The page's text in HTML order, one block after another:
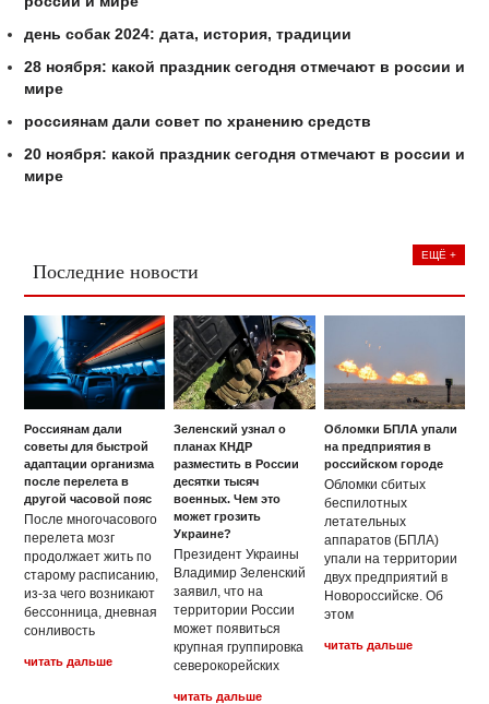
день собак 2024: дата, история, традиции
28 ноября: какой праздник сегодня отмечают в россии и
мире
россиянам дали совет по хранению средств
20 ноября: какой праздник сегодня отмечают в россии и
мире
Последние новости
ЕЩЁ +
Россиянам дали
советы для быстрой
адаптации организма
после перелета в
другой часовой пояс
После многочасового
перелета мозг
продолжает жить по
старому расписанию,
из-за чего возникают
бессонница, дневная
сонливость
читать дальше
Зеленский узнал о
планах КНДР
разместить в России
десятки тысяч
военных. Чем это
может грозить
Украине?
Президент Украины
Владимир Зеленский
заявил, что на
территории России
может появиться
крупная группировка
северокорейских
читать дальше
Обломки БПЛА упали
на предприятия в
российском городе
Обломки сбитых
беспилотных
летательных
аппаратов (БПЛА)
упали на территории
двух предприятий в
Новороссийске. Об
этом
читать дальше